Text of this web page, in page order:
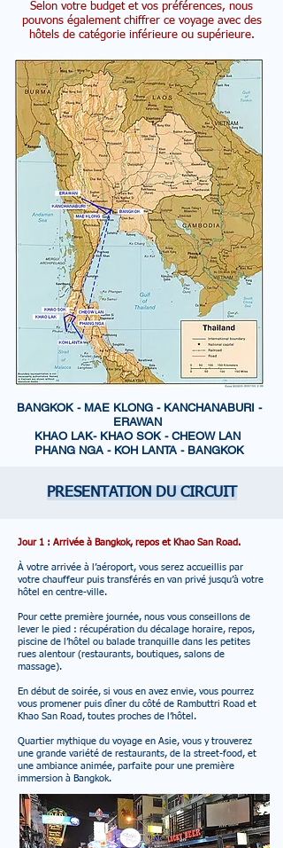
Selon votre budget et vos préférences, nous
pouvons également chiffrer ce voyage avec des
hôtels de catégorie inférieure ou supérieure.
BANGKOK - MAE KLONG - KANCHANABURI -
ERAWAN
KHAO LAK- KHAO SOK - CHEOW LAN
PHANG NGA - KOH LANTA - BANGKOK
PRESENTATION DU CIRCUIT
Jour 1 : Arrivée à Bangkok, repos et Khao San Road.
À votre arrivée à l’aéroport, vous serez accueillis par
votre chauffeur puis transférés en van privé jusqu’à votre
hôtel en centre-ville.
Pour cette première journée, nous vous conseillons de
lever le pied : récupération du décalage horaire, repos,
piscine de l’hôtel ou balade tranquille dans les petites
rues alentour (restaurants, boutiques, salons de
massage).
En début de soirée, si vous en avez envie, vous pourrez
vous promener puis dîner du côté de Rambuttri Road et
Khao San Road, toutes proches de l’hôtel.
Quartier mythique du voyage en Asie, vous y trouverez
une grande variété de restaurants, de la street-food, et
une ambiance animée, parfaite pour une première
immersion à Bangkok.